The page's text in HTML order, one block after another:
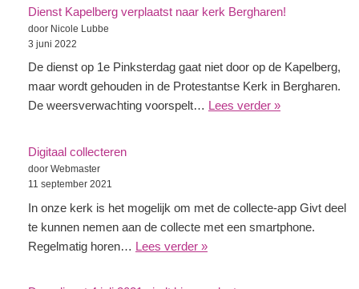
Dienst Kapelberg verplaatst naar kerk Bergharen!
door Nicole Lubbe
3 juni 2022
De dienst op 1e Pinksterdag gaat niet door op de Kapelberg,
maar wordt gehouden in de Protestantse Kerk in Bergharen.
De weersverwachting voorspelt… Lees verder »
Digitaal collecteren
door Webmaster
11 september 2021
In onze kerk is het mogelijk om met de collecte-app Givt deel
te kunnen nemen aan de collecte met een smartphone.
Regelmatig horen… Lees verder »